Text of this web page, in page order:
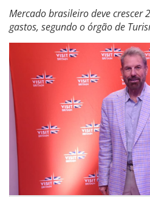
Mercado brasileiro deve crescer
gastos, segundo o órgão de